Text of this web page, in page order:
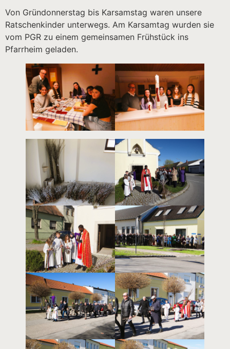
Von Gründonnerstag bis Karsamstag waren unsere
Ratschenkinder unterwegs. Am Karsamtag wurden sie
vom PGR zu einem gemeinsamen Frühstück ins
Pfarrheim geladen.